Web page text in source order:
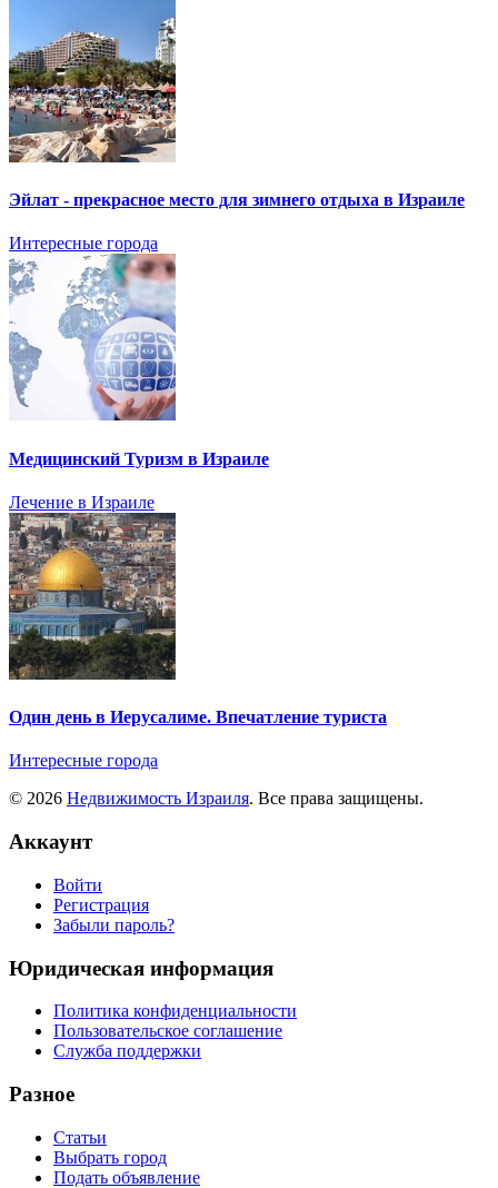
Эйлат - прекрасное место для зимнего отдыха в Израиле
Интересные города
Медицинский Туризм в Израиле
Лечение в Израиле
Один день в Иерусалиме. Впечатление туриста
Интересные города
© 2026 Недвижимость Израиля. Все права защищены.
Аккаунт
Войти
Регистрация
Забыли пароль?
Юридическая информация
Политика конфиденциальности
Пользовательское соглашение
Служба поддержки
Разное
Статьи
Выбрать город
Подать объявление